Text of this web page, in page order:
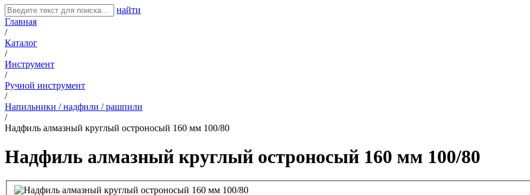
найти
Главная
/
Каталог
/
Инструмент
/
Ручной инструмент
/
Напильники / надфили / рашпили
/
Надфиль алмазный круглый остроносый 160 мм 100/80
Надфиль алмазный круглый остроносый 160 мм 100/80